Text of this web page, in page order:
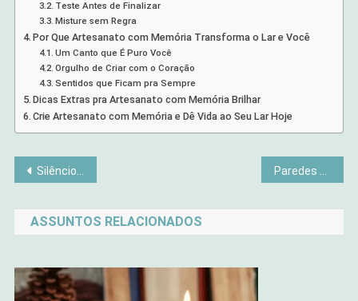
Teste Antes de Finalizar
Misture sem Regra
Por Que Artesanato com Memória Transforma o Lar e Você
Um Canto que É Puro Você
Orgulho de Criar com o Coração
Sentidos que Ficam pra Sempre
Dicas Extras pra Artesanato com Memória Brilhar
Crie Artesanato com Memória e Dê Vida ao Seu Lar Hoje
Navegação
de
Post
Silêncio que Cura: Como Momentos Quietos Melhoram Sua Vida Paredes Sem Graça? Resolva com Decoração Criativa e Barata
ASSUNTOS RELACIONADOS